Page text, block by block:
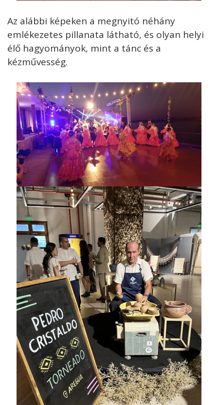
Az alábbi képeken a megnyitó néhány
emlékezetes pillanata látható, és olyan helyi
élő hagyományok, mint a tánc és a
kézművesség.